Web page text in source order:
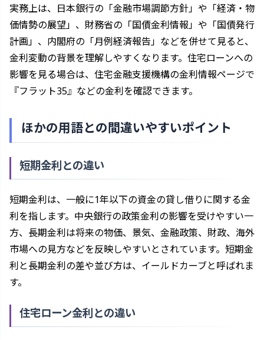
実務上は、日本銀行の「金融市場調節方針」や「経済・物
価情勢の展望」、財務省の「国債金利情報」や「国債発行
計画」、内閣府の「月例経済報告」などを併せて見ると、
金利変動の背景を理解しやすくなります。住宅ローンへの
影響を見る場合は、住宅金融支援機構の金利情報ページで
『フラット35』などの金利を確認できます。
ほかの用語との間違いやすいポイント
短期金利との違い
短期金利は、一般に1年以下の資金の貸し借りに関する金
利を指します。中央銀行の政策金利の影響を受けやすい一
方、長期金利は将来の物価、景気、金融政策、財政、海外
市場への見方などを反映しやすいとされています。短期金
利と長期金利の差や並び方は、イールドカーブと呼ばれま
す。
住宅ローン金利との違い